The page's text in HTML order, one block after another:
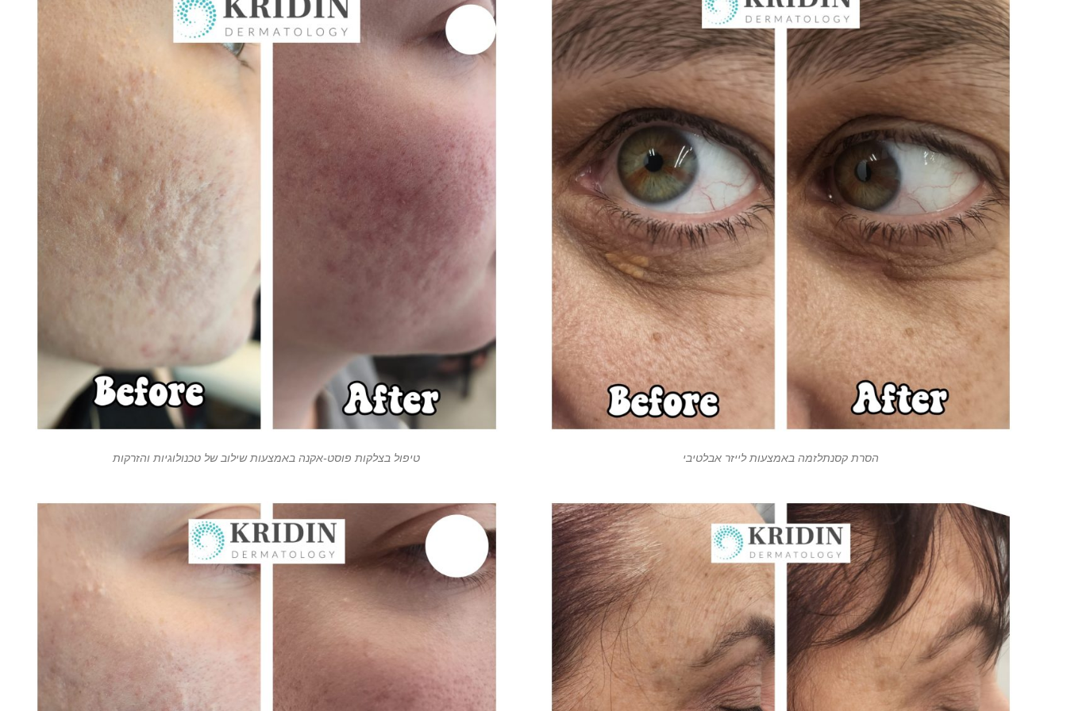
הסרת קסנתלזמה באמצעות לייזר אבלטיבי טיפול בצלקות פוסט-אקנה באמצעות שילוב של טכנולוגיות והזרקות